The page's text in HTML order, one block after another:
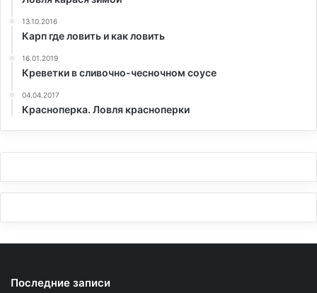
13.10.2016
Карп где ловить и как ловить
16.01.2019
Креветки в сливочно-чесночном соусе
04.04.2017
Красноперка. Ловля красноперки
Последние записи